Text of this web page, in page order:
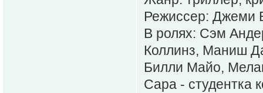
Режиссер: Джеми
В ролях: Сэм
Коллинз, Маниш
Билли Майо,
Сара - студентка